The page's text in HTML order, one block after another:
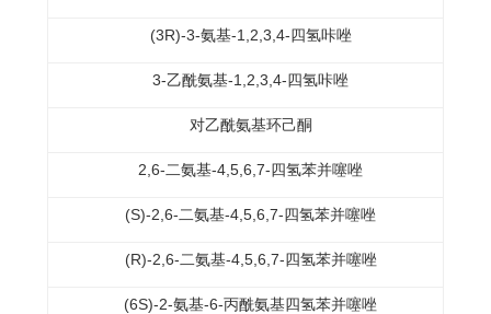
(3R)-3-氨基-1,2,3,4-四氢咔唑
3-乙酰氨基-1,2,3,4-四氢咔唑
对乙酰氨基环己酮
2,6-二氨基-4,5,6,7-四氢苯并噻唑
(S)-2,6-二氨基-4,5,6,7-四氢苯并噻唑
(R)-2,6-二氨基-4,5,6,7-四氢苯并噻唑
(6S)-2-氨基-6-丙酰氨基四氢苯并噻唑